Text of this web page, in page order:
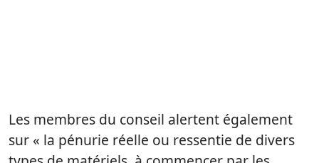
Les membres du conseil alertent également
sur « la pénurie réelle ou ressentie de divers